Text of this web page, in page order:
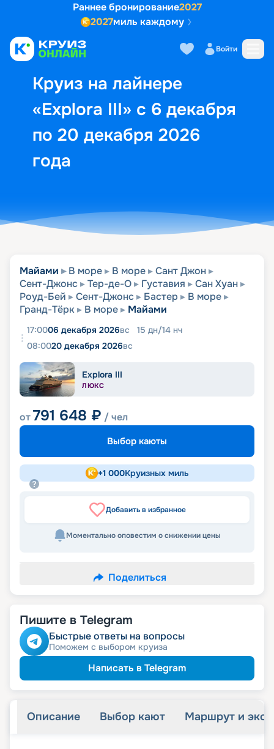
Раннее бронирование2027
2027миль каждому
Войти
Круиз на лайнере
«Explora III» с 6 декабря
по 20 декабря 2026
года
Выбор кают Маршрут и
Майами В море В море
Сант Джон
Сент-Джонс
Тер-де-О Густавия
Сан Хуан
Роуд-Бей
Сент-Джонс Бастер
В море
Гранд-Тёрк
В море Майами
17:0006 декабря 2026вс 15 дн/14 нч
08:0020 декабря 2026вс
Explora III
ЛЮКС
от791 648 ₽ / чел
Выбор каюты
+1 000Круизных миль
Добавить в избранное
Моментально оповестим о снижении цены
Поделиться
Пишите в Telegram
Быстрые ответы на вопросы
Поможем с выбором круиза
Написать в Telegram
Описание Выбор кают Маршрут и